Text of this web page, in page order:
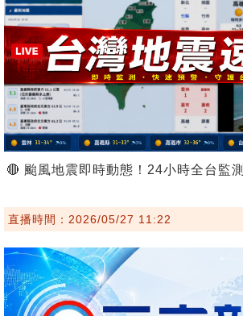
🔴 颱風地震即時動態！24小時全台監測
直播時間：2026/05/27 11:22